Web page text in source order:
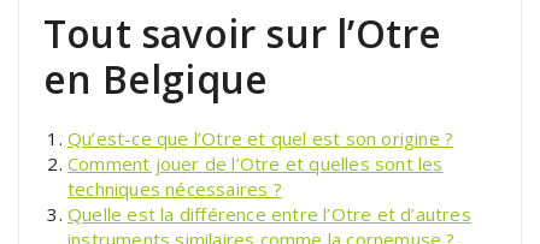
Tout savoir sur l’Otre
en Belgique
Qu’est-ce que l’Otre et quel est son origine ?
Comment jouer de l’Otre et quelles sont les
techniques nécessaires ?
Quelle est la différence entre l’Otre et d’autres
instruments similaires comme la cornemuse ?